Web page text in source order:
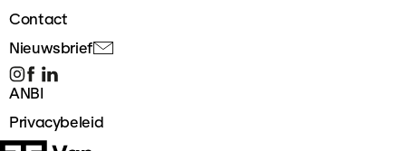
Contact
Nieuwsbrief
ANBI
Privacybeleid